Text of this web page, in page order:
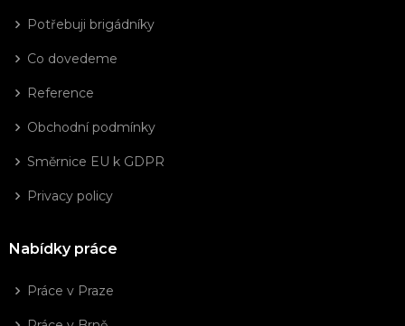
Potřebuji brigádníky
Co dovedeme
Reference
Obchodní podmínky
Směrnice EU k GDPR
Privacy policy
Nabídky práce
Práce v Praze